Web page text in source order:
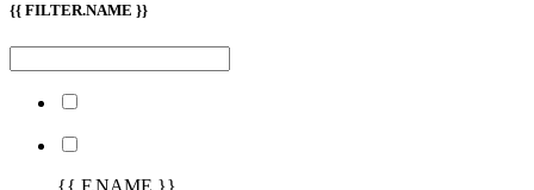
{{ FILTER.NAME }}